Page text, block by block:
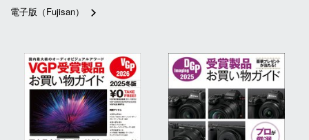
電子版（Fujisan）